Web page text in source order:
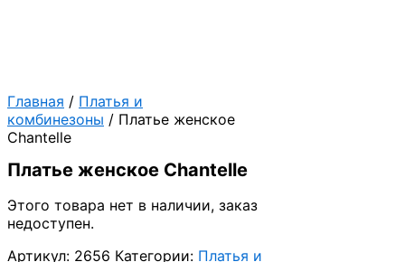
Главная / Платья и
комбинезоны / Платье женское
Chantelle
Платье женское Chantelle
Этого товара нет в наличии, заказ
недоступен.
Артикул: 2656 Категории: Платья и